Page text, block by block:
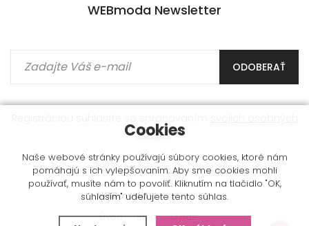
WEBmoda Newsletter
ODOBERAŤ
údajov.
WEBmoda© 2009 - 2026
Úvod
Blog O nás
Cookies
Naše webové stránky používajú súbory cookies, ktoré nám
pomáhajú s ich vylepšovaním. Aby sme cookies mohli
používať, musíte nám to povoliť. Kliknutím na tlačidlo "OK,
súhlasím" udeľujete tento súhlas.